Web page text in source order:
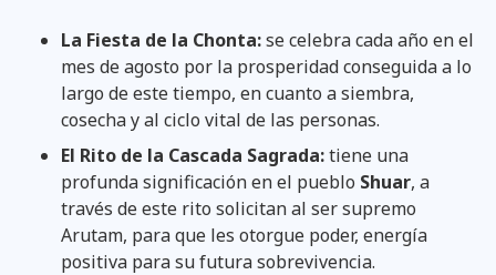
La Fiesta de la Chonta:se celebra cada año en el
mes de agosto por la prosperidad conseguida a lo
largo de este tiempo, en cuanto a siembra,
cosecha y al ciclo vital de las personas.
El Rito de la Cascada Sagrada:tiene una
profunda significación en el pueblo Shuar, a
través de este rito solicitan al ser supremo
Arutam, para que les otorgue poder, energía
positiva para su futura sobrevivencia.